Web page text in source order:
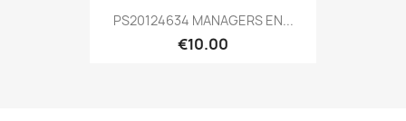
PS20124634 MANAGERS EN...
€10.00